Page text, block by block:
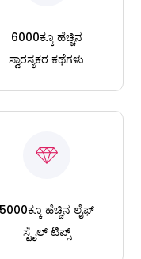
6000ಕ್ಕೂ ಹೆಚ್ಚಿನ
ಸ್ವಾರಸ್ಯಕರ ಕಥೆಗಳು
5000ಕ್ಕೂ ಹೆಚ್ಚಿನ ಲೈಫ್
ಸ್ಟೈಲ್ ಟಿಪ್ಸ್